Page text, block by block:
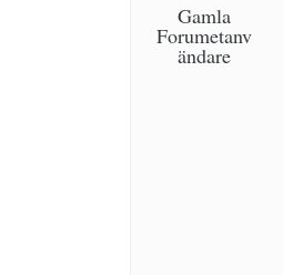
Gamla
Forumetanv
ändare